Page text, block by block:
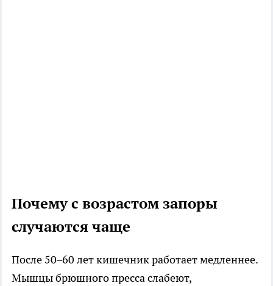
Почему с возрастом запоры
случаются чаще
После 50–60 лет кишечник работает медленнее.
Мышцы брюшного пресса слабеют,